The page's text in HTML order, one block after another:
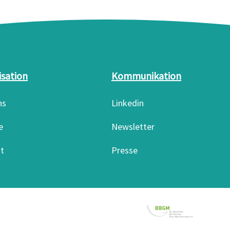
Kommunikation
Linkedin
Newsletter
Presse